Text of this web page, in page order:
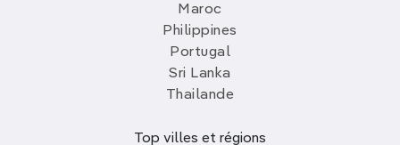
Maroc
Philippines
Portugal
Sri Lanka
Thailande
Top villes et régions